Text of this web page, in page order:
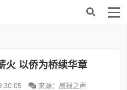
火 以侨为桥续华章
来源：晨报之声